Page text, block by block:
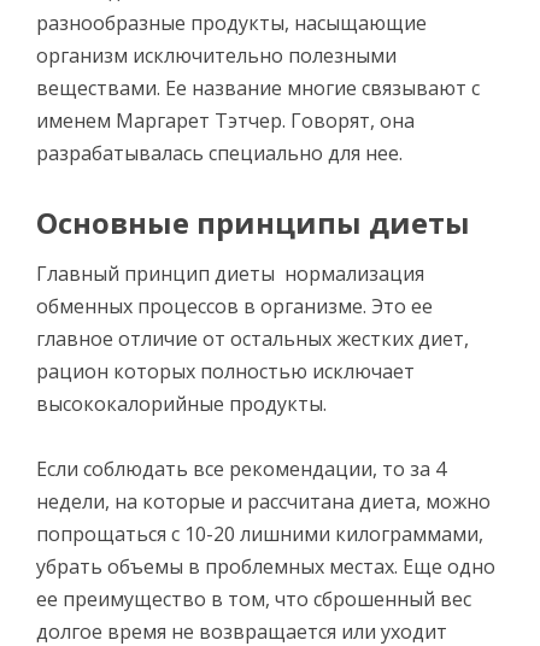
разнообразные продукты, насыщающие
организм исключительно полезными
веществами. Ее название многие связывают с
именем Маргарет Тэтчер. Говорят, она
разрабатывалась специально для нее.
Основные принципы диеты
Главный принцип диеты нормализация
обменных процессов в организме. Это ее
главное отличие от остальных жестких диет,
рацион которых полностью исключает
высококалорийные продукты.
Если соблюдать все рекомендации, то за 4
недели, на которые и рассчитана диета, можно
попрощаться с 10-20 лишними килограммами,
убрать объемы в проблемных местах. Еще одно
ее преимущество в том, что сброшенный вес
долгое время не возвращается или уходит